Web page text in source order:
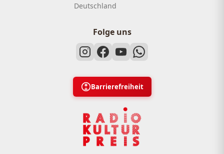
Deutschland
Folge uns
Barrierefreiheit